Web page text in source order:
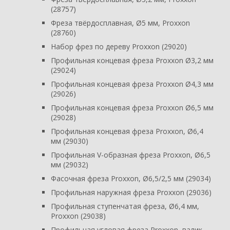
(28757)
Фреза твёрдосплавная, Ø5 мм, Proxxon
(28760)
Набор фрез по дереву Proxxon (29020)
Профильная концевая фреза Proxxon Ø3,2 мм
(29024)
Профильная концевая фреза Proxxon Ø4,3 мм
(29026)
Профильная концевая фреза Proxxon Ø6,5 мм
(29028)
Профильная концевая фреза Proxxon, Ø6,4
мм (29030)
Профильная V-образная фреза Proxxon, Ø6,5
мм (29032)
Фасочная фреза Proxxon, Ø6,5/2,5 мм (29034)
Профильная наружная фреза Proxxon (29036)
Профильная ступенчатая фреза, Ø6,4 мм,
Proxxon (29038)